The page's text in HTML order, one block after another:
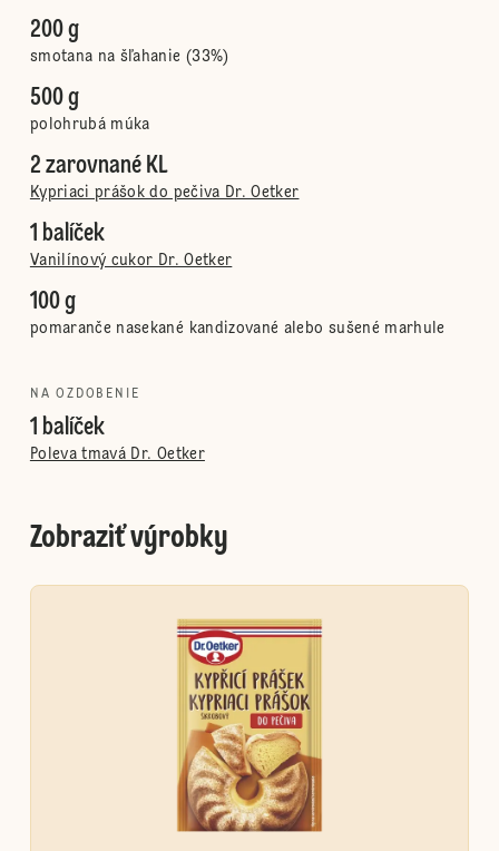
200 g
smotana na šľahanie (33%)
500 g
polohrubá múka
2 zarovnané KL
Kypriaci prášok do pečiva Dr. Oetker
1 balíček
Vanilínový cukor Dr. Oetker
100 g
pomaranče nasekané kandizované alebo sušené marhule
NA OZDOBENIE
1 balíček
Poleva tmavá Dr. Oetker
Zobraziť výrobky